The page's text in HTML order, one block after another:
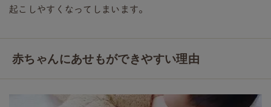
起こしやすくなってしまいます。
赤ちゃんにあせもができやすい理由